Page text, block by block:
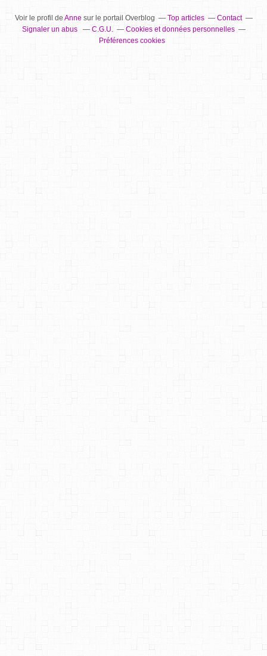
Voir le profil de Annesur le portail Overblog Top articles
Contact
Signaler un abus
C.G.U.
Cookies et données personnelles
Préférences cookies